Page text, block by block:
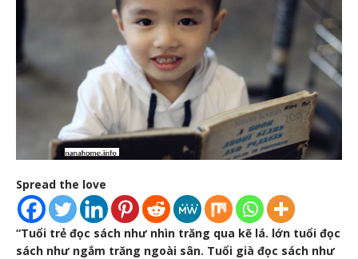
Spread the love
“Tuổi trẻ đọc sách như nhìn trăng qua kẽ lá. lớn tuổi đọc
sách như ngắm trăng ngoài sân. Tuổi già đọc sách như